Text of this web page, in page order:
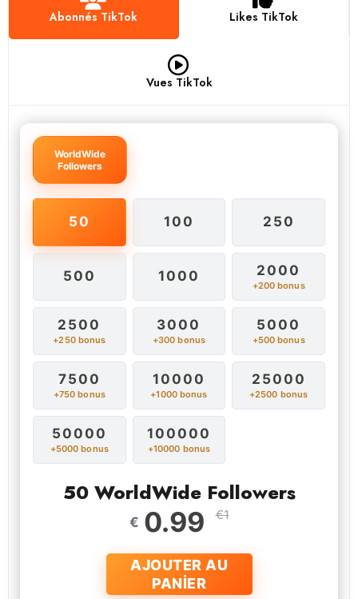
Abonnés TikTok Likes TikTok
Vues TikTok
WorldWide
Followers
50 100 250
500 1000 2000
+200 bonus
2500
+250 bonus
3000
+300 bonus
5000
+500 bonus
7500
+750 bonus
10000
+1000 bonus
25000
+2500 bonus
50000
+5000 bonus
100000
+10000 bonus
50 WorldWide Followers
€ 0.99 €1
AJOUTER AU
PANİER